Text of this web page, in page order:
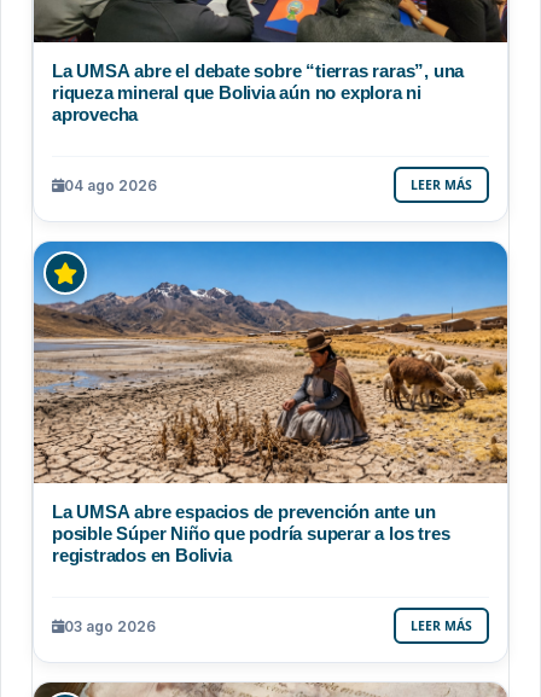
La UMSA abre el debate sobre “tierras raras”, una
riqueza mineral que Bolivia aún no explora ni
aprovecha
04 ago 2026 LEER MÁS
La UMSA abre espacios de prevención ante un
posible Súper Niño que podría superar a los tres
registrados en Bolivia
03 ago 2026 LEER MÁS